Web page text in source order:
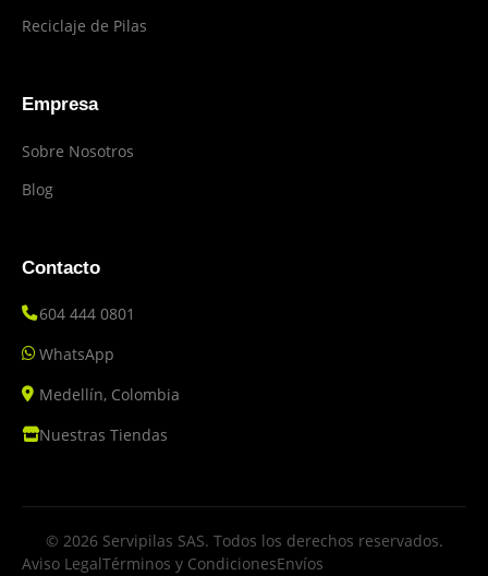
Reciclaje de Pilas
Empresa
Sobre Nosotros
Blog
Contacto
604 444 0801
WhatsApp
Medellín, Colombia
Nuestras Tiendas
© 2026 Servipilas SAS. Todos los derechos reservados.
Aviso LegalTérminos y CondicionesEnvíos